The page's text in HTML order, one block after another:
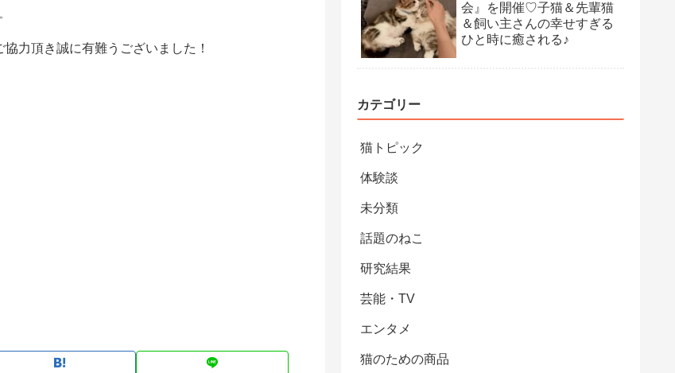
力頂き誠に有難うございました！
会』を開催♡子猫＆先輩猫
＆飼い主さんの幸せすぎる
ひと時に癒される♪
カテゴリー
猫トピック
体験談
未分類
話題のねこ
研究結果
芸能・TV
エンタメ
猫のための商品